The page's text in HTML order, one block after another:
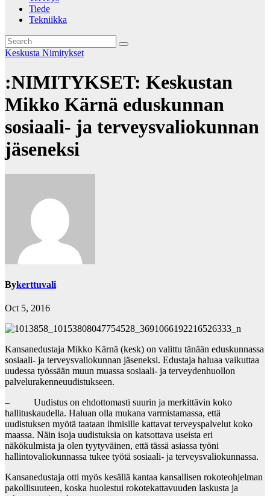
Tiede
Tekniikka
Keskusta Nimitykset
:NIMITYKSET: Keskustan
Mikko Kärnä eduskunnan
sosiaali- ja terveysvaliokunnan
jäseneksi
Bykerttuvali
Oct 5, 2016
Kansanedustaja Mikko Kärnä (kesk) on valittu tänään eduskunnassa
sosiaali- ja terveysvaliokunnan jäseneksi. Edustaja haluaa vaikuttaa
uudessa työssään muun muassa sosiaali- ja terveydenhuollon
palvelurakenneuudistukseen.
– Uudistus on ehdottomasti suurin ja merkittävin koko
hallituskaudella. Haluan olla mukana varmistamassa, että
uudistuksen myötä taataan ihmisille kattavat terveyspalvelut koko
maassa. Näin isoja uudistuksia on katsottava useista eri
näkökulmista ja olen tyytyväinen, että tässä asiassa työni
hallintovaliokunnassa tukee työtä sosiaali- ja terveysvaliokunnassa.
Kansanedustaja otti myös kesällä kantaa kansallisen rokoteohjelman
pakollisuuteen, koska huolestui rokotekattavuuden laskusta ja